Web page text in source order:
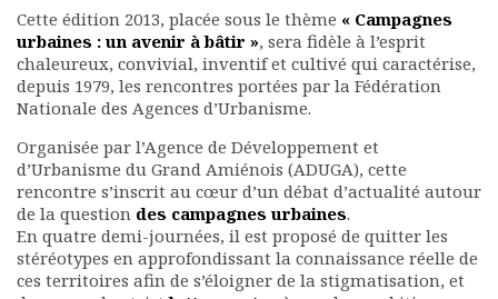
Qui sommes-nous ?
Présentation vidéo
Le bureau
Statuts de l’association
Vie de l’association
Calendrier des activités
Assemblées générales
Comptes rendus mensuels
Rapports moraux
Rapports financiers
Nous rejoindre
Cette édition 2013, placée sous le thème « Campagnes
urbaines : un avenir à bâtir », sera fidèle à l’esprit
chaleureux, convivial, inventif et cultivé qui caractérise,
depuis 1979, les rencontres portées par la Fédération
Nationale des Agences d’Urbanisme.
Organisée par l’Agence de Développement et
d’Urbanisme du Grand Amiénois (ADUGA), cette
rencontre s’inscrit au cœur d’un débat d’actualité autour
de la question des campagnes urbaines.
En quatre demi-journées, il est proposé de quitter les
stéréotypes en approfondissant la connaissance réelle de
ces territoires afin de s’éloigner de la stigmatisation, et